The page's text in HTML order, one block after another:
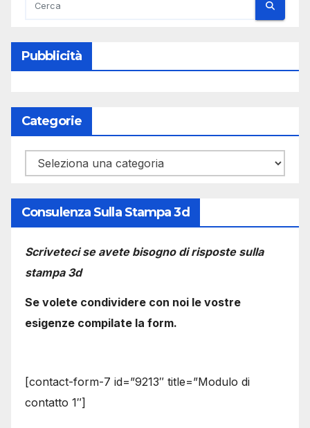
Pubblicità
Categorie
Categorie
Consulenza Sulla Stampa 3d
Scriveteci se avete bisogno di risposte sulla
stampa 3d
Se volete condividere con noi le vostre
esigenze compilate la form.
[contact-form-7 id=”9213″ title=”Modulo di
contatto 1″]